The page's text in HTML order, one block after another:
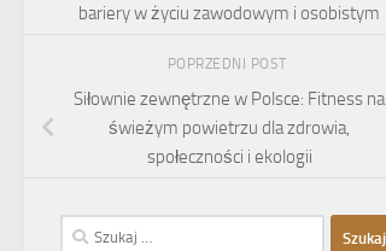
bariery w życiu zawodowym i osobistym
POPRZEDNI POST
Siłownie zewnętrzne w Polsce: Fitness na
świeżym powietrzu dla zdrowia,
społeczności i ekologii
Szukaj: